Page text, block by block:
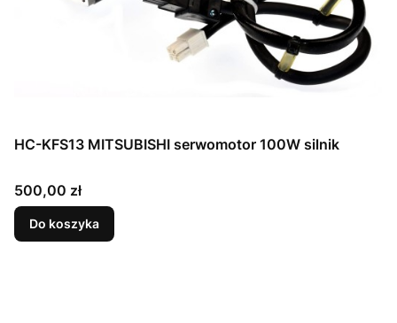
HC-KFS13 MITSUBISHI serwomotor 100W silnik
Cena
500,00 zł
Do koszyka